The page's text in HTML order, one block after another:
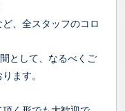
、全スタッフのコロ
として、なるべくご
ます。